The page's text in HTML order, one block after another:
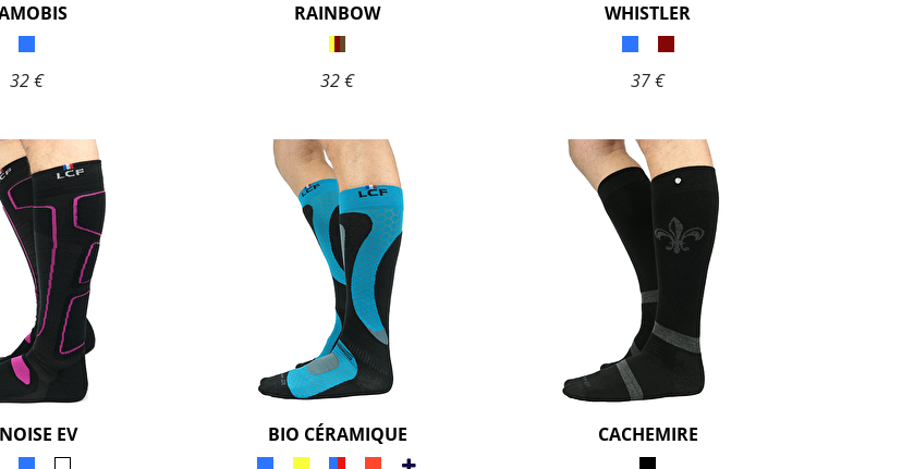
32 €
RAINBOW
32 €
WHISTLER
37 €
EV BIO CÉRAMIQUE CACHEMIRE